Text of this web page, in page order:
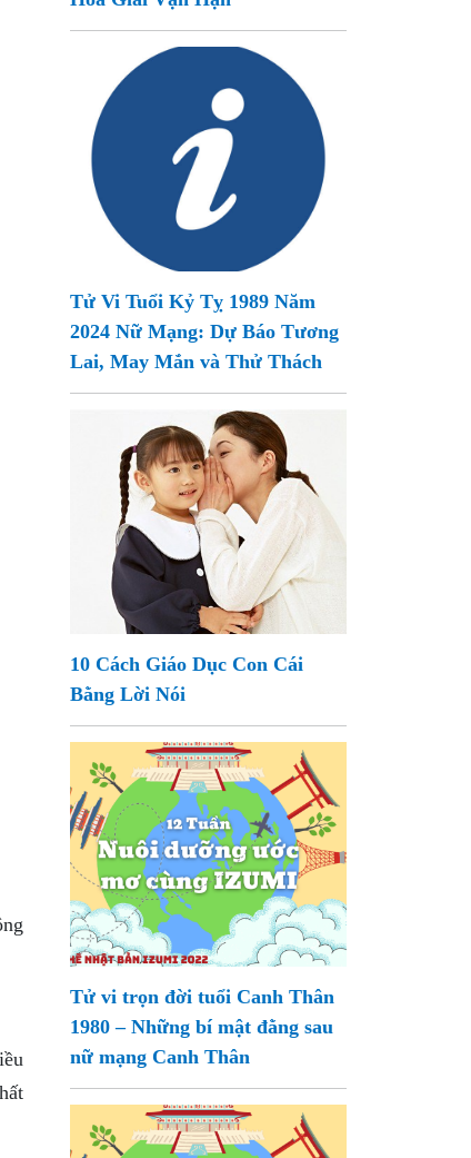
Tử Vi Tuổi Kỷ Tỵ 1989 Năm
2024 Nữ Mạng: Dự Báo Tương
Lai, May Mắn và Thử Thách
10 Cách Giáo Dục Con Cái
Bằng Lời Nói
Tử vi trọn đời tuổi Canh Thân
1980 – Những bí mật đằng sau
nữ mạng Canh Thân